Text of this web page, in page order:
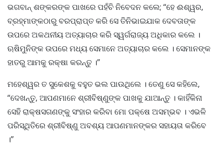
ଭଗବାନ୍ ଶଙ୍କରଙ୍କ ପାଖରେ ପହଁଚି ନିବେଦନ କଲେ; “ହେ ଈଶ୍ୱର,
ବ୍ରହ୍ମାଙ୍କଠାରୁ ବରପ୍ରାପ୍ତ କରି ସେ ତିନିଭାଇଯାକ ଦେବତାଙ୍କ
ଉପରେ ଅକଥନୀୟ ଅତ୍ୟାଚାର କରି ସ୍ୱର୍ଗରାଜ୍ୟ ଅଧିକାର କଲେ ।
ଋଷିମୁନିଙ୍କ ଉପରେ ମଧ୍ୟ ସେମାନେ ଅତ୍ୟାଚାର କଲେ । ସେମାନଙ୍କ
ହାତରୁ ଆମକୁ ରକ୍ଷା କରନ୍ତୁ ।”
ମହେଶ୍ୱର ତ ସୁକେଶକୁ ବହୁତ ଭଲ ପାଉଥିଲେ । ତେଣୁ ସେ କହିଲେ,
“ଦେଖନ୍ତୁ, ଆପଣମାନେ ଶ୍ରୀବିଷ୍ଣୁଙ୍କ ପାଖକୁ ଯାଆନ୍ତୁ । କାହିଁକିନା
ସେହି ରାକ୍ଷସଗଣଙ୍କୁ ସଂହାର କରିବା ମୋ ପକ୍ଷେ ଅସମ୍ଭବ । ଏଭଳି
ପରିସ୍ଥିତିରେ ଶ୍ରୀବିଷ୍ଣୁ ଅବଶ୍ୟ ଆପଣମାନଙ୍କର ସହାୟତା କରିବେ
।”